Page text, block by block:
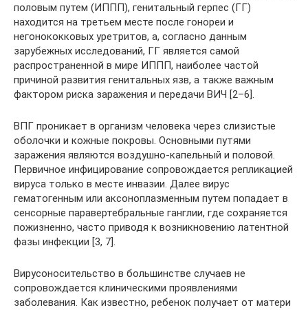
половым путем (ИППП), генитальный герпес (ГГ)
находится на третьем месте после гонореи и
негонококковых уретритов, а, согласно данным
зарубежных исследований, ГГ является самой
распространенной в мире ИППП, наиболее частой
причиной развития генитальных язв, а также важным
фактором риска заражения и передачи ВИЧ [2–6].
ВПГ проникает в организм человека через слизистые
оболочки и кожные покровы. Основными путями
заражения являются воздушно-капельный и половой.
Первичное инфицирование сопровождается репликацией
вируса только в месте инвазии. Далее вирус
гематогенным или аксоноплазменным путем попадает в
сенсорные паравертебральные ганглии, где сохраняется
пожизненно, часто приводя к возникновению латентной
фазы инфекции [3, 7].
Вирусоносительство в большинстве случаев не
сопровождается клиническими проявлениями
заболевания. Как известно, ребенок получает от матери